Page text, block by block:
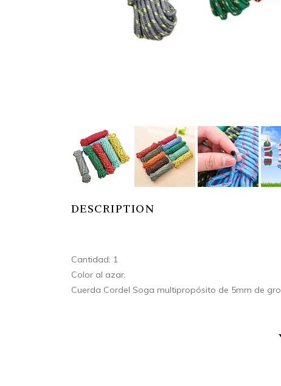
DESCRIPTION
Cantidad: 1
Color al azar.
Cuerda Cordel Soga multipropósito de 5mm de